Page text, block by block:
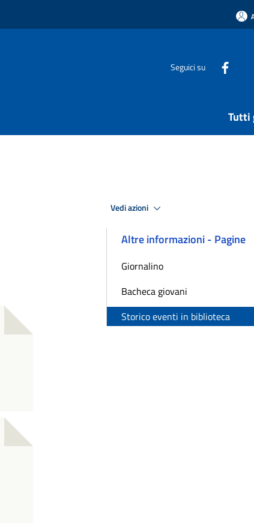
Seguici su
Tutti
Vedi azioni
Altre informazioni - Pagine
Giornalino
Bacheca giovani
Storico eventi in biblioteca